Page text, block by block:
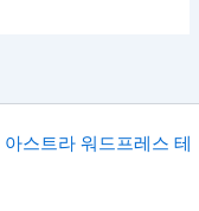
아스트라 워드프레스 테